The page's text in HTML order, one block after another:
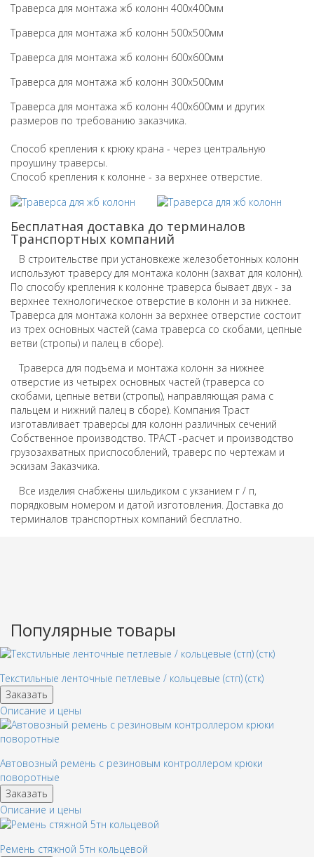
Траверса для монтажа жб колонн 400х400мм
Траверса для монтажа жб колонн 500х500мм
Траверса для монтажа жб колонн 600х600мм
Траверса для монтажа жб колонн 300х500мм
Траверса для монтажа жб колонн 400х600мм и других
размеров по требованию заказчика.
Способ крепления к крюку крана - через центральную
проушину траверсы.
Способ крепления к колонне - за верхнее отверстие.
Бесплатная доставка до терминалов
Транспортных компаний
В строительстве при установкеже железобетонных колонн
используют траверсу для монтажа колонн (захват для колонн).
По способу крепления к колонне траверса бывает двух - за
верхнее технологическое отверстие в колонн и за нижнее.
Траверса для монтажа колонн за верхнее отверстие состоит
из трех основных частей (сама траверса со скобами, цепные
ветви (стропы) и палец в сборе).
Траверса для подъема и монтажа колонн за нижнее
отверстие из четырех основных частей (траверса со
скобами, цепные ветви (стропы), направляющая рама с
пальцем и нижний палец в сборе). Компания Траст
изготавливает траверсы для колонн различных сечений
Собственное производство. ТРАСТ -расчет и производство
грузозахватных приспособлений, траверс по чертежам и
эскизам Заказчика.
Все изделия снабжены шильдиком с укзанием г / п,
порядковым номером и датой изготовления. Доставка до
терминалов транспортных компаний бесплатно.
Популярные товары
Текстильные ленточные петлевые / кольцевые (стп) (стк)
Заказать
Описание и цены
Автовозный ремень с резиновым контроллером крюки
поворотные
Заказать
Описание и цены
Ремень стяжной 5тн кольцевой